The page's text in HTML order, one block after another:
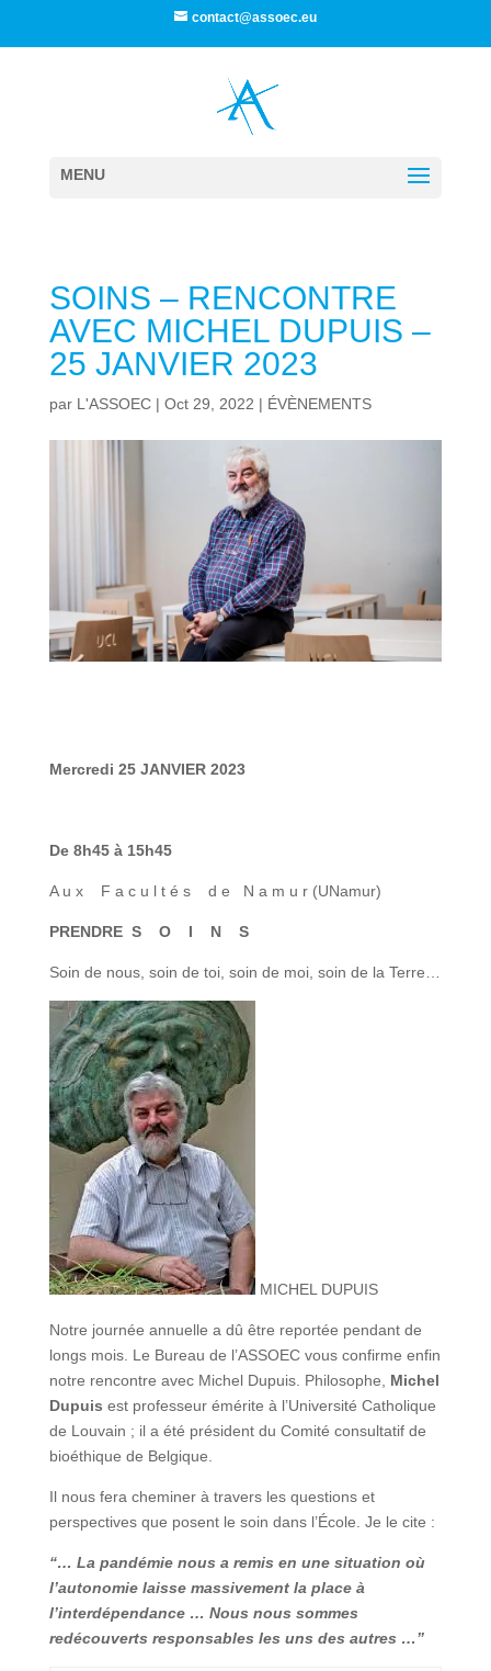
contact@assoec.eu
SOINS – RENCONTRE
AVEC MICHEL DUPUIS –
25 JANVIER 2023
par L'ASSOEC| Oct 29, 2022 | ÉVÈNEMENTS
Mercredi 25 JANVIER 2023
De 8h45 à 15h45
A u x F a c u l t é s d e N a m u r (UNamur)
PRENDRE S O I N S
Soin de nous, soin de toi, soin de moi, soin de la Terre…
MICHEL DUPUIS
Notre journée annuelle a dû être reportée pendant de
longs mois. Le Bureau de l’ASSOEC vous confirme enfin
notre rencontre avec Michel Dupuis. Philosophe,
Michel
Dupuis est professeur émérite à l’Université Catholique
de Louvain ; il a été président du Comité consultatif de
bioéthique de Belgique.
Il nous fera cheminer à travers les questions et
perspectives que posent le soin dans l’École. Je le cite :
“… La pandémie nous a remis en une situation où
l’autonomie laisse massivement la place à
l’interdépendance … Nous nous sommes
redécouverts responsables les uns des autres …”